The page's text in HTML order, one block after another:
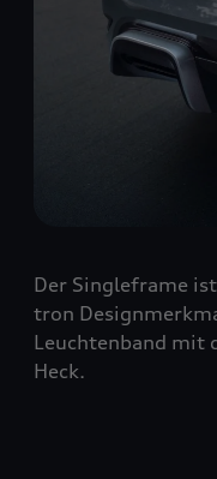
Der Singleframe
tron
Leuchtenband mit
Heck.